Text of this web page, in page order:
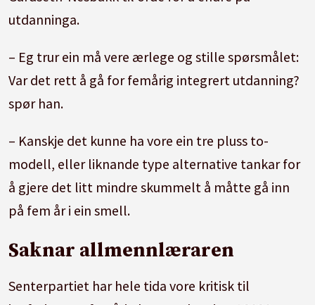
utdanninga.
– Eg trur ein må vere ærlege og stille spørsmålet:
Var det rett å gå for femårig integrert utdanning?
spør han.
– Kanskje det kunne ha vore ein tre pluss to-
modell, eller liknande type alternative tankar for
å gjere det litt mindre skummelt å måtte gå inn
på fem år i ein smell.
Saknar allmennlæraren
Senterpartiet har hele tida vore kritisk til